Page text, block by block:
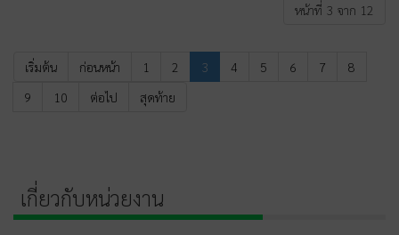
หน้าที่ 3 จาก 12
เริ่มต้น ก่อนหน้า 1 2 3 4 5 6 7
8
9
10 ต่อไป สุดท้าย
เกี่ยวกับหน่วยงาน